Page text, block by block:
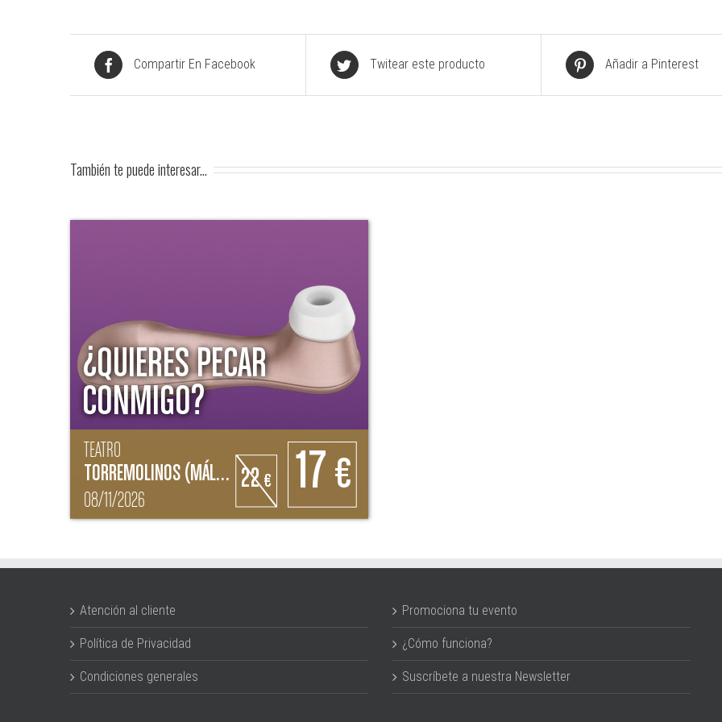
Compartir En Facebook Twitear este producto Añadir a Pinterest
También te puede interesar...
¿QUIERES PECAR
CONMIGO?
TEATRO
TORREMOLINOS (MÁLAGA)
08/11/2026
22€ 17 €
Atención al cliente
Política de Privacidad
Condiciones generales
Promociona tu evento
¿Cómo funciona?
Suscríbete a nuestra Newsletter